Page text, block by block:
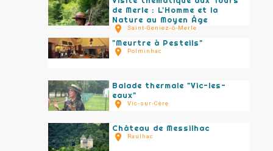
de Merle : L'Homme et la
Nature au Moyen Âge
Saint-Geniez-ô-Merle
"Meurtre à Pesteils"
Polminhac
Balade thermale "Vic-les-
eaux"
Vic-sur-Cère
Château de Messilhac
Raulhac